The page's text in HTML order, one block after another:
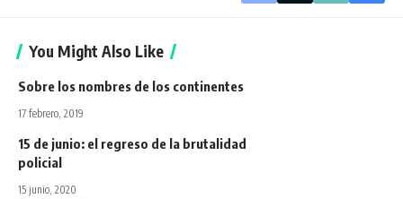
You Might Also Like
Sobre los nombres de los continentes
17 febrero, 2019
15 de junio: el regreso de la brutalidad
policial
15 junio, 2020